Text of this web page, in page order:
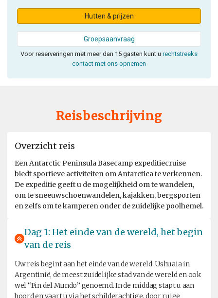
Hutten & prijzen
Groepsaanvraag
Voor reserveringen met meer dan 15 gasten kunt u rechtstreeks
contact met ons opnemen
Reisbeschrijving
Overzicht reis
Een Antarctic Peninsula Basecamp expeditiecruise
biedt sportieve activiteiten om Antarctica te verkennen.
De expeditie geeft u de mogelijkheid om te wandelen,
om te sneeuwschoenwandelen, kajakken, bergsporten
en zelfs om te kamperen onder de zuidelijke poolhemel.
Dag 1: Het einde van de wereld, het begin
van de reis
Uw reis begint aan het einde van de wereld: Ushuaia in
Argentinië, de meest zuidelijke stad van de wereld en ook
wel “Fin del Mundo” genoemd. In de middag stapt u aan
boord en vaart u via het schilderachtige, door ruige